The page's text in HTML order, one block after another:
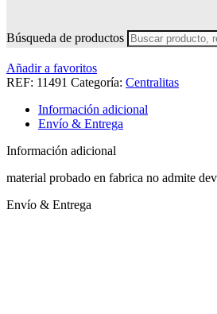
Búsqueda de productos
Accede a tu cuenta para ver los precios
Añadir a favoritos
REF: 11491 Categoría: Centralitas
Información adicional
Envío & Entrega
Información adicional
material probado en fabrica no admite
Envío & Entrega